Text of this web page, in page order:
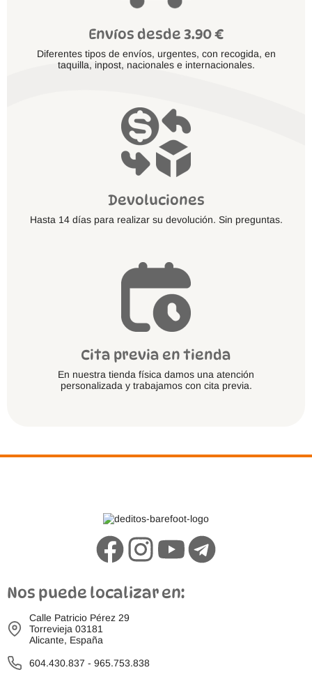
Envíos desde 3.90 €
Diferentes tipos de envíos, urgentes, con recogida, en
taquilla, inpost, nacionales e internacionales.
Devoluciones
Hasta 14 días para realizar su devolución. Sin preguntas.
Cita previa en tienda
En nuestra tienda física damos una atención
personalizada y trabajamos con cita previa.
Nos puede localizar en:
Calle Patricio Pérez 29
Torrevieja 03181
Alicante, España
604.430.837 - 965.753.838